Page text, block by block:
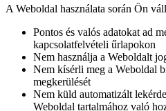
A Weboldal használata során Ön
Pontos és valós adatokat ad
kapcsolatfelvételi űrlapokon
Nem használja a Weboldalt
Nem kísérli meg a Weboldal
megkerülését
Nem küld automatizált
Weboldal tartalmához való